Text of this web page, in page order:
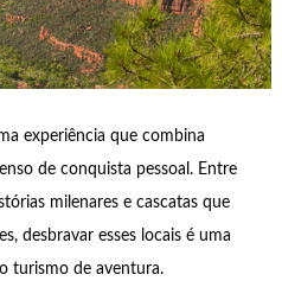
experiência que combina
de conquista pessoal. Entre
milenares e cascatas que
desbravar esses locais é uma
turismo de aventura.